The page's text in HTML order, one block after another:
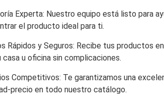
Experta: Nuestro equipo está listo para
el producto ideal para ti.
Rápidos y Seguros: Recibe tus productos
casa u oficina sin complicaciones.
Competitivos: Te garantizamos una
precio en todo nuestro catálogo.